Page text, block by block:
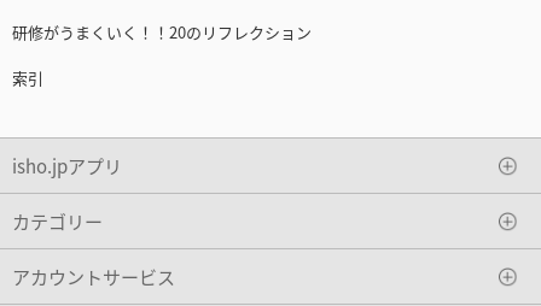
研修がうまくいく！！20のリフレクション
索引
isho.jpアプリ
カテゴリー
アカウントサービス